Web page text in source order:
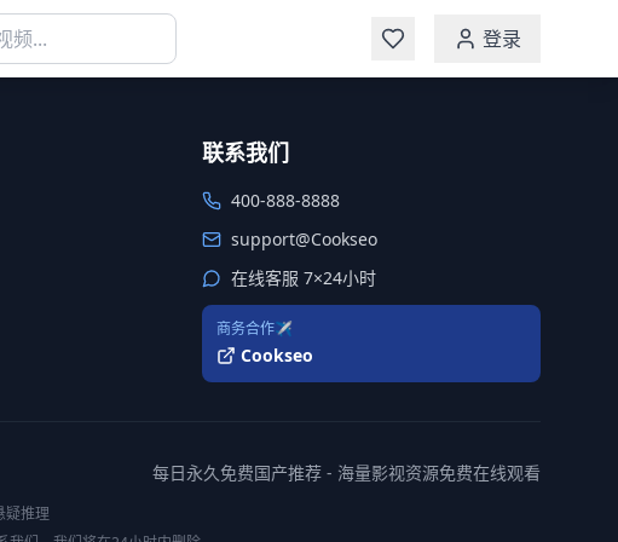
登录
联系我们
400-888-8888
support@Cookseo
在线客服 7×24小时
商务合作✈️
Cookseo
每日永久免费国产推荐 - 海量影视资源免费在线观看
疑推理